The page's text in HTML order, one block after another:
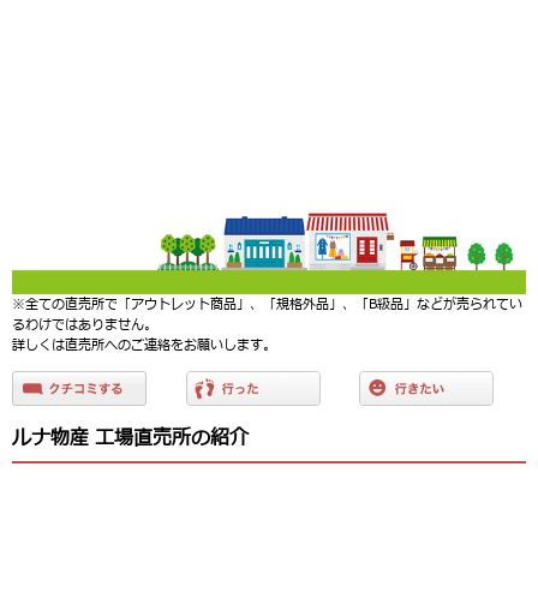
※全ての直売所で「アウトレット商品」、「規格外品」、「B級品」などが売られてい
るわけではありません。
詳しくは直売所へのご連絡をお願いします。
ルナ物産 工場直売所の紹介